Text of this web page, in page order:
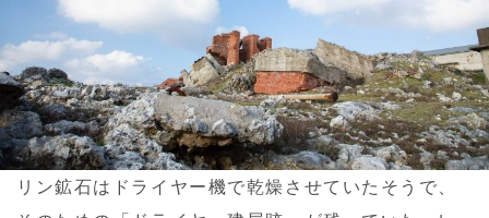
リン鉱石はドライヤー機で乾燥させていたそうで、